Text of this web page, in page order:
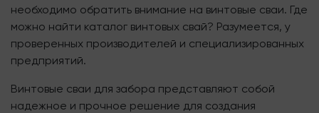
необходимо обратить внимание на винтовые сваи. Где
можно найти каталог винтовых свай? Разумеется, у
проверенных производителей и специализированных
предприятий.
Винтовые сваи для забора представляют собой
надежное и прочное решение для создания